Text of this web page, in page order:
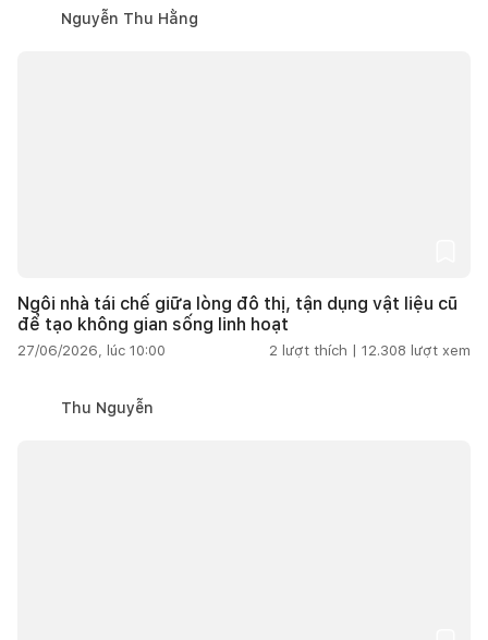
Nguyễn Thu Hằng
Ngôi nhà tái chế giữa lòng đô thị, tận dụng vật liệu cũ
để tạo không gian sống linh hoạt
27/06/2026, lúc 10:00 2 lượt thích | 12.308 lượt xem
Thu Nguyễn